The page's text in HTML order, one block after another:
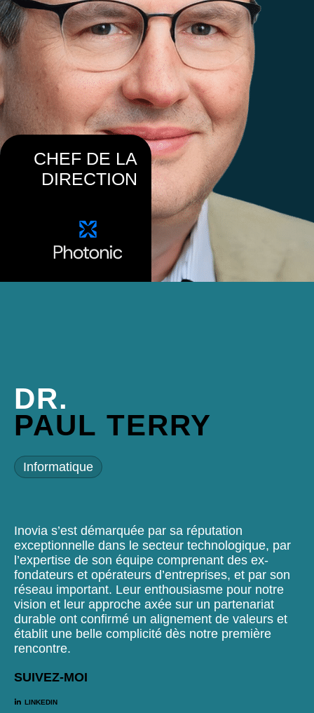
DR.
PAUL TERRY
Informatique
Inovia s’est démarquée par sa réputation
exceptionnelle dans le secteur technologique, par
l’expertise de son équipe comprenant des ex-
fondateurs et opérateurs d’entreprises, et par son
réseau important. Leur enthousiasme pour notre
vision et leur approche axée sur un partenariat
durable ont confirmé un alignement de valeurs et
établit une belle complicité dès notre première
rencontre.
SUIVEZ-MOI
LINKEDIN
CHEF DE LA
DIRECTION